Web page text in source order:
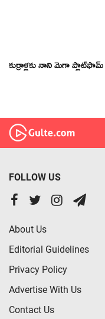
కుర్రాళ్లకు నాని మెగా ప్లాట్‍ఫామ్‍
FOLLOW US
About Us
Editorial Guidelines
Privacy Policy
Advertise With Us
Contact Us